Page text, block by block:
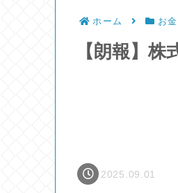
ホーム お
【朗報】
2025.09.01